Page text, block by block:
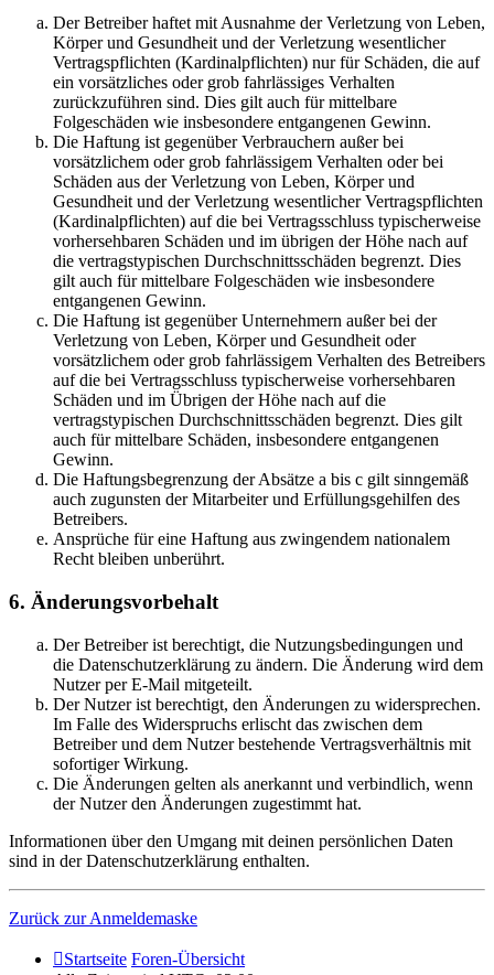
Der Betreiber haftet mit Ausnahme der Verletzung von Leben,
Körper und Gesundheit und der Verletzung wesentlicher
Vertragspflichten (Kardinalpflichten) nur für Schäden, die auf
ein vorsätzliches oder grob fahrlässiges Verhalten
zurückzuführen sind. Dies gilt auch für mittelbare
Folgeschäden wie insbesondere entgangenen Gewinn.
Die Haftung ist gegenüber Verbrauchern außer bei
vorsätzlichem oder grob fahrlässigem Verhalten oder bei
Schäden aus der Verletzung von Leben, Körper und
Gesundheit und der Verletzung wesentlicher Vertragspflichten
(Kardinalpflichten) auf die bei Vertragsschluss typischerweise
vorhersehbaren Schäden und im übrigen der Höhe nach auf
die vertragstypischen Durchschnittsschäden begrenzt. Dies
gilt auch für mittelbare Folgeschäden wie insbesondere
entgangenen Gewinn.
Die Haftung ist gegenüber Unternehmern außer bei der
Verletzung von Leben, Körper und Gesundheit oder
vorsätzlichem oder grob fahrlässigem Verhalten des Betreibers
auf die bei Vertragsschluss typischerweise vorhersehbaren
Schäden und im Übrigen der Höhe nach auf die
vertragstypischen Durchschnittsschäden begrenzt. Dies gilt
auch für mittelbare Schäden, insbesondere entgangenen
Gewinn.
Die Haftungsbegrenzung der Absätze a bis c gilt sinngemäß
auch zugunsten der Mitarbeiter und Erfüllungsgehilfen des
Betreibers.
Ansprüche für eine Haftung aus zwingendem nationalem
Recht bleiben unberührt.
6. Änderungsvorbehalt
Der Betreiber ist berechtigt, die Nutzungsbedingungen und
die Datenschutzerklärung zu ändern. Die Änderung wird dem
Nutzer per E-Mail mitgeteilt.
Der Nutzer ist berechtigt, den Änderungen zu widersprechen.
Im Falle des Widerspruchs erlischt das zwischen dem
Betreiber und dem Nutzer bestehende Vertragsverhältnis mit
sofortiger Wirkung.
Die Änderungen gelten als anerkannt und verbindlich, wenn
der Nutzer den Änderungen zugestimmt hat.
Informationen über den Umgang mit deinen persönlichen Daten
sind in der Datenschutzerklärung enthalten.
Zurück zur Anmeldemaske
Startseite Foren-Übersicht